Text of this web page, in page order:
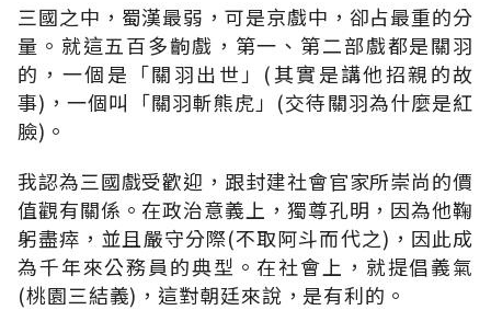
三國之中，蜀漢最弱，可是京戲中，卻占最重的分
量。就這五百多齣戲，第一、第二部戲都是關羽
的，一個是「關羽出世」(其實是講他招親的故
事)，一個叫「關羽斬熊虎」(交待關羽為什麼是紅
臉)。
我認為三國戲受歡迎，跟封建社會官家所崇尚的價
值觀有關係。在政治意義上，獨尊孔明，因為他鞠
躬盡瘁，並且嚴守分際(不取阿斗而代之)，因此成
為千年來公務員的典型。在社會上，就提倡義氣
(桃園三結義)，這對朝廷來說，是有利的。